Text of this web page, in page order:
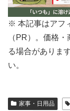
※ 本記事はアフ
（PR）。価格
る場合がありま
い。
家事・日用品